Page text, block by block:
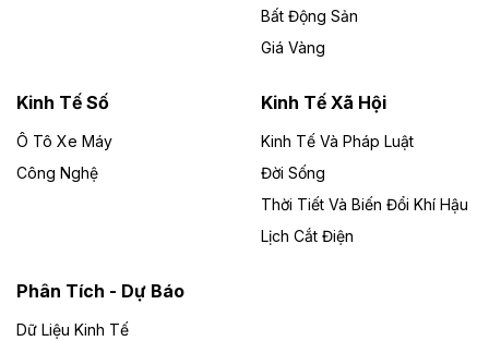
Gia Lai với tổng vốn hơn 4.750 tỷ đồng.
Đồng Nai cho thuê gần 59 ha đất làm khu
công nghiệp ở Long Thành
UBND TP Đồng Nai cho Công ty Amata thuê gần 59 ha
đất để đầu tư khu công nghiệp công nghệ cao Long
Đề xuất hỗ trợ 20.000 tỷ đồng làm cao tốc
Thái Nguyên - Lạng Sơn
Bất Động Sản
Giá Vàng
Kinh Tế Số
Ô Tô Xe Máy
Công Nghệ
Kinh Tế Xã Hội
Kinh Tế Và Pháp Luật
Đời Sống
Thời Tiết Và Biến Đổi Khí Hậu
Lịch Cắt Điện
Phân Tích - Dự Báo
Dữ Liệu Kinh Tế